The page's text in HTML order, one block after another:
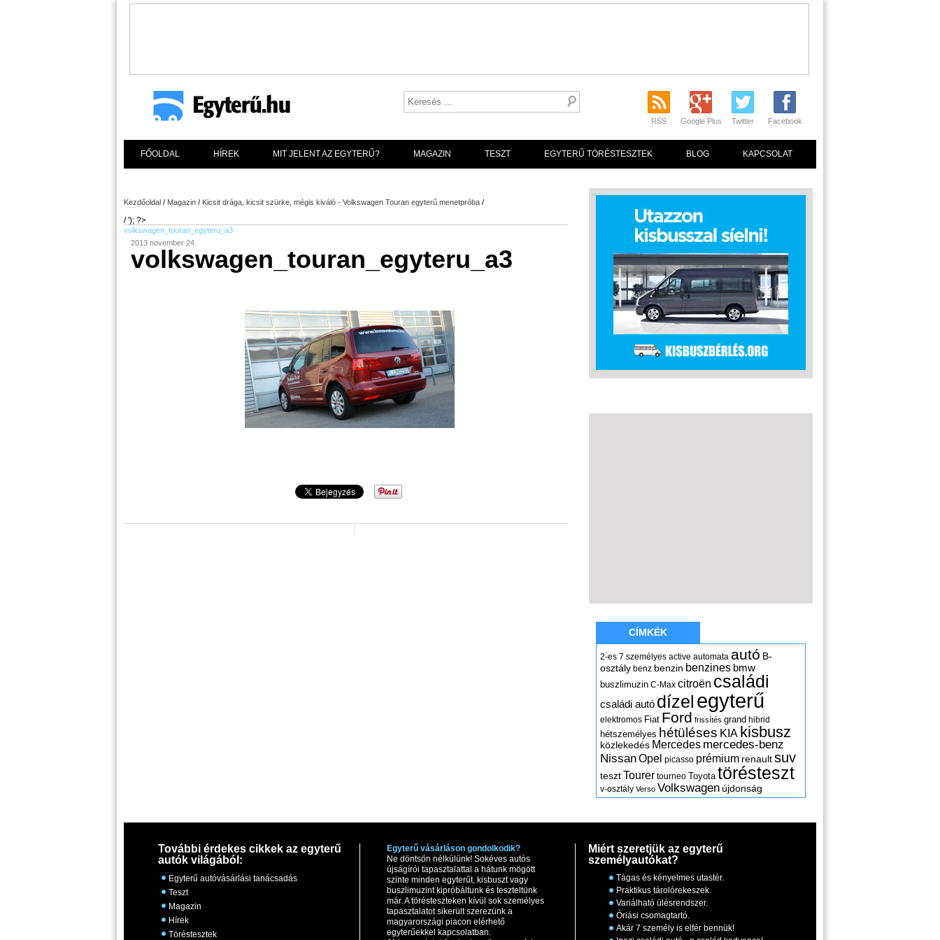
RSS Google Plus Twitter Facebook
FŐOLDAL HÍREK MIT JELENT AZ EGYTERŰ? MAGAZIN TESZT EGYTERŰ TÖRÉSTESZTEK BLOG KAPCSOLAT
Kezdőoldal / Magazin / Kicsit drága, kicsit szürke, mégis kiváló - Volkswagen Touran egyterű menetpróba /
volkswagen_touran_egyteru_a3
/ '); ?>
2013 november 24.
volkswagen_touran_egyteru_a3
CÍMKÉK
2-es 7 személyes active automata autó B-
osztály benz benzin benzines bmw
buszlimuzin C-Max citroën családi
családi autó dízel egyterű
elektromos Fiat Ford frissítés grand hibrid
hétszemélyes hétüléses KIA kisbusz
közlekedés Mercedes mercedes-benz
NissanOpel picasso prémium renaultsuv
tesztTourer tourneo Toyota törésteszt
v-osztály Verso Volkswagen újdonság
További érdekes cikkek az egyterű
autók világából:
Egyterű autóvásárlási tanácsadás
Teszt
Magazin
Hírek
Töréstesztek
Egyterű vásárláson gondolkodik?
Ne döntsön nélkülünk! Sokéves autós
újságírói tapasztalattal a hátunk mögött
szinte minden egyterűt, kisbuszt vagy
buszlimuzint kipróbáltunk és teszteltünk
már. A törésteszteken kívül sok személyes
tapasztalatot sikerült szerezünk a
magyarországi piacon elérhető
egyterűekkel kapcsolatban.
Miért szeretjük az egyterű
személyautókat?
Tágas és kényelmes utastér.
Praktikus tárolórekeszek.
Variálható ülésrendszer.
Óriási csomagtartó.
Akár 7 személy is elfér bennük!